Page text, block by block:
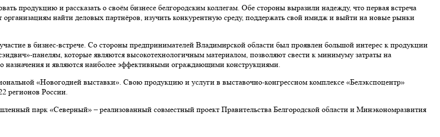
продукцию и рассказать о своём бизнесе белгородским коллегам. Обе стороны выразили надежду, что первая встреча
найти деловых партнёров, изучить конкурентную среду, поддержать свой имидж и выйти на новые рынки
в бизнес-встрече. Со стороны предпринимателей Владимирской области был проявлен большой интерес к продукции
панелям, которые являются высокотехнологичным материалом, позволяют свести к минимуму затраты на
назначения и являются наиболее эффективными ограждающими конструкциями.
«Новогодней выставки». Свою продукцию и услуги в выставочно-конгрессном комплексе «Белэкспоцентр»
регионов России.
парк «Северный» – реализованный совместный проект Правительства Белгородской области и Минэкономразвития